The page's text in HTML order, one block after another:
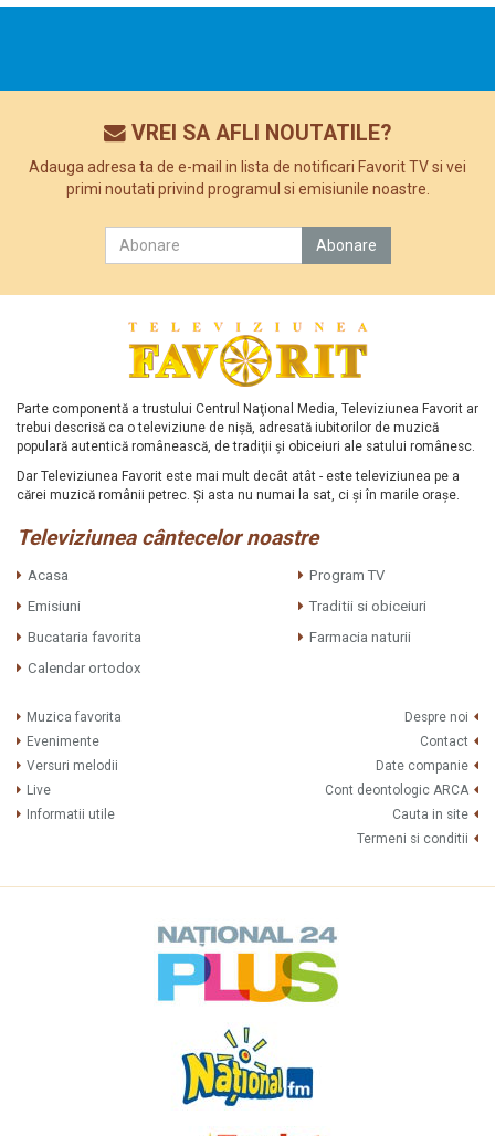
VREI SA AFLI NOUTATILE?
Adauga adresa ta de e-mail in lista de notificari Favorit TV si vei
primi noutati privind programul si emisiunile noastre.
Parte componentă a trustului Centrul Naţional Media, Televiziunea Favorit ar
trebui descrisă ca o televiziune de nişă, adresată iubitorilor de muzică
populară autentică românească, de tradiţii şi obiceiuri ale satului românesc.
Dar Televiziunea Favorit este mai mult decât atât - este televiziunea pe a
cărei muzică românii petrec. Şi asta nu numai la sat, ci şi în marile oraşe.
Televiziunea cântecelor noastre
Acasa
Program TV
Emisiuni
Traditii si obiceiuri
Bucataria favorita
Farmacia naturii
Calendar ortodox
Muzica favorita
Evenimente
Versuri melodii
Live
Informatii utile
Despre noi
Contact
Date companie
Cont deontologic ARCA
Cauta in site
Termeni si conditii